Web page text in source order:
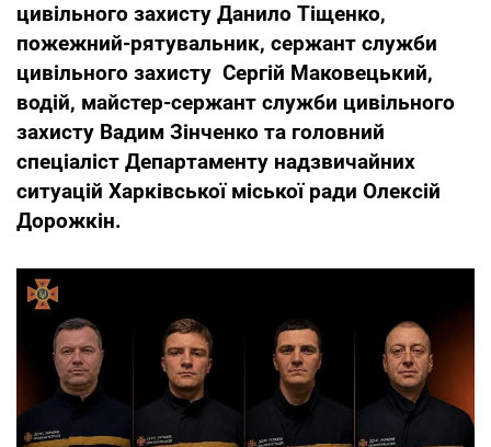
цивільного захисту Данило Тіщенко,
пожежний-рятувальник, сержант служби
цивільного захисту Сергій Маковецький,
водій, майстер-сержант служби цивільного
захисту Вадим Зінченко та головний
спеціаліст Департаменту надзвичайних
ситуацій Харківської міської ради Олексій
Дорожкін.